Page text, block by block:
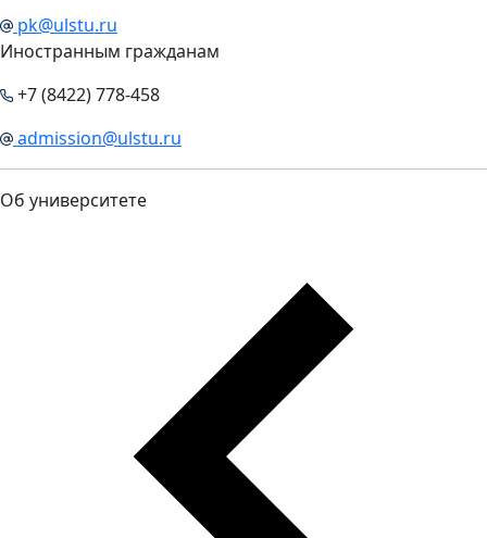
pk@ulstu.ru
Иностранным гражданам
+7 (8422) 778-458
admission@ulstu.ru
Об университете